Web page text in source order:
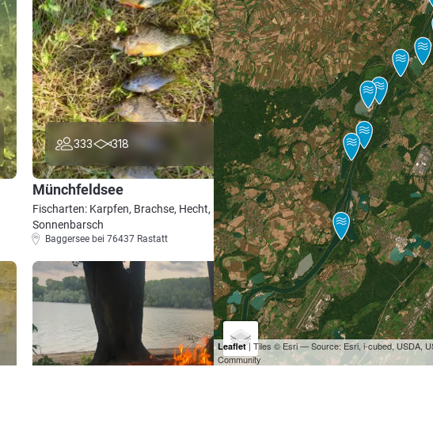
333 318
Münchfeldsee
Fischarten: Karpfen, Brachse, Hecht, Rotfeder,
Sonnenbarsch
Baggersee bei 76437 Rastatt
Leaflet| Tiles © Esri — Source: Esri, i-cubed, USDA,
Community